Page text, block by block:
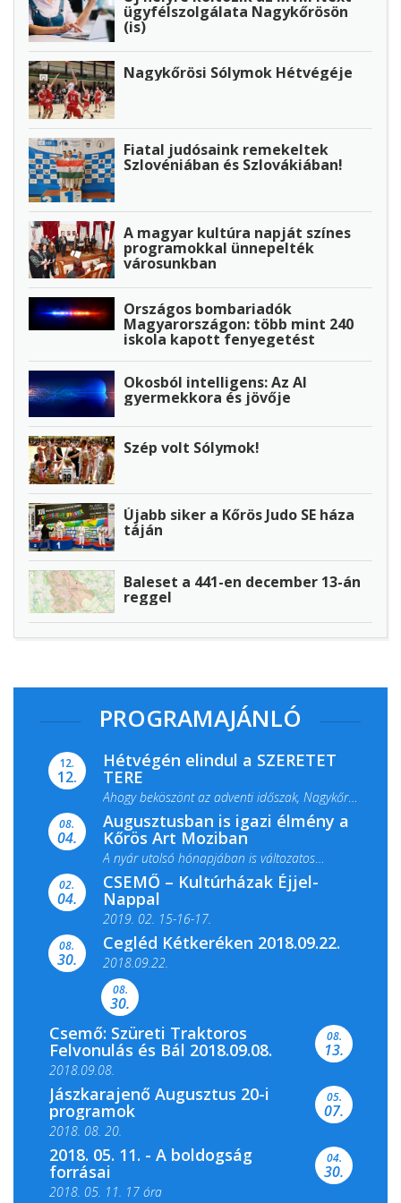
ügyfélszolgálata Nagykőrösön
(is)
Nagykőrösi Sólymok Hétvégéje
Fiatal judósaink remekeltek
Szlovéniában és Szlovákiában!
A magyar kultúra napját színes
programokkal ünnepelték
városunkban
Országos bombariadók
Magyarországon: több mint 240
iskola kapott fenyegetést
Okosból intelligens: Az AI
gyermekkora és jövője
Szép volt Sólymok!
Újabb siker a Kőrös Judo SE háza
táján
Baleset a 441-en december 13-án
reggel
PROGRAMAJÁNLÓ
12.
12.
Hétvégén elindul a SZERETET
TERE
Ahogy beköszönt az adventi időszak, Nagykőrös
ismét megtelik ünnepi fénnyel és közös...
08.
04.
Augusztusban is igazi élmény a
Kőrös Art Moziban
A nyár utolsó hónapjában is változatos
filmkínálattal, családi...
02.
04.
CSEMŐ – Kultúrházak Éjjel-
Nappal
2019. 02. 15-16-17.
Színes és tartalmas programokkal várja a
Csemői Községi Könyvtár és...
08.
30.
Cegléd Kétkeréken 2018.09.22.
2018.09.22.
08.
30.
Csemő: Szüreti Traktoros
Felvonulás és Bál 2018.09.08.
2018.09.08.
08.
13.
Jászkarajenő Augusztus 20-i
programok
2018. 08. 20.
05.
07.
2018. 05. 11. - A boldogság
forrásai
2018. 05. 11. 17 óra
04.
30.